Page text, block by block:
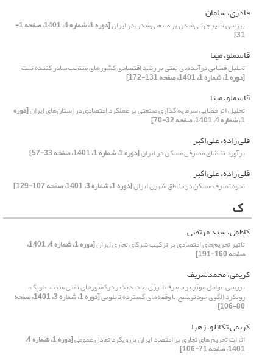
قادری، سامان
بررسی تاثیر جهانی‌شدن بر صنعتی‌شدن در ایران [دوره 1، شماره 4، 1401، صفحه 1-
31]
قاسملو، مینا
تحلیل فضایی درآمدهای نفتی بر رشد اقتصادی کشورهای منتخب صادر کننده نفت
[دوره 1، شماره 1، 1401، صفحه 131-172]
قاسملو، مینا
تحلیل اثر فضایی سرمایه گذاری صنعتی بر عملکرد اقتصادی در استان‌های ایران[دوره
1، شماره 4، 1401، صفحه 32-70]
قلی زاده، علی اکبر
برآورد تقاضای مصرفی مسکن در ایران[دوره 1، شماره 1، 1401، صفحه 33-57]
قلی زاده، علی اکبر
نحوه تصرف مسکن در مناطق شهری ایران[دوره 1، شماره 3، 1401، صفحه 107-129]
ک
کاظمی، سید مرتضی
تاثیر تحریم‌های اقتصادی بر ترکیب شرکای تجاری ایران [دوره 1، شماره 4، 1401،
صفحه 160-191]
کریمی، محمدشریف
بررسی عوامل موثر بر مصرف انرژی تجدیدپذیر درکشورهای نفتی منتخب اوپک،
رویکرد الگوی خودتوضیح با وقفه‌های گسترده تابلویی [دوره 1، شماره 3، 1401، صفحه
80-106]
کریمی تکانلو، زهرا
اثرات تحریم های تجاری بر اقتصاد ایران با رویکرد تعادل عمومی [دوره 1، شماره 4،
1401، صفحه 71-106]